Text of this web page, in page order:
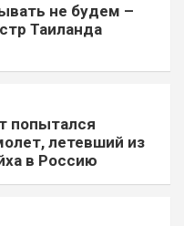
не будем –
Таиланда
попытался
летевший из
в Россию